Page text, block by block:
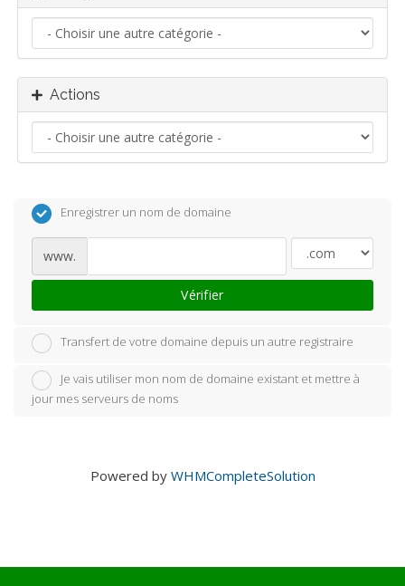
Actions
Enregistrer un nom de domaine
www.
Vérifier
Transfert de votre domaine depuis un autre registraire
Je vais utiliser mon nom de domaine existant et mettre à
jour mes serveurs de noms
Powered by WHMCompleteSolution